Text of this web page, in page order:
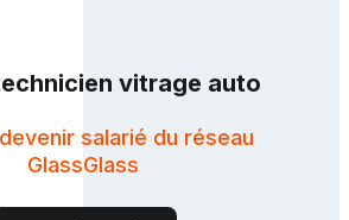
vitrage auto
salarié du réseau
GlassGlass